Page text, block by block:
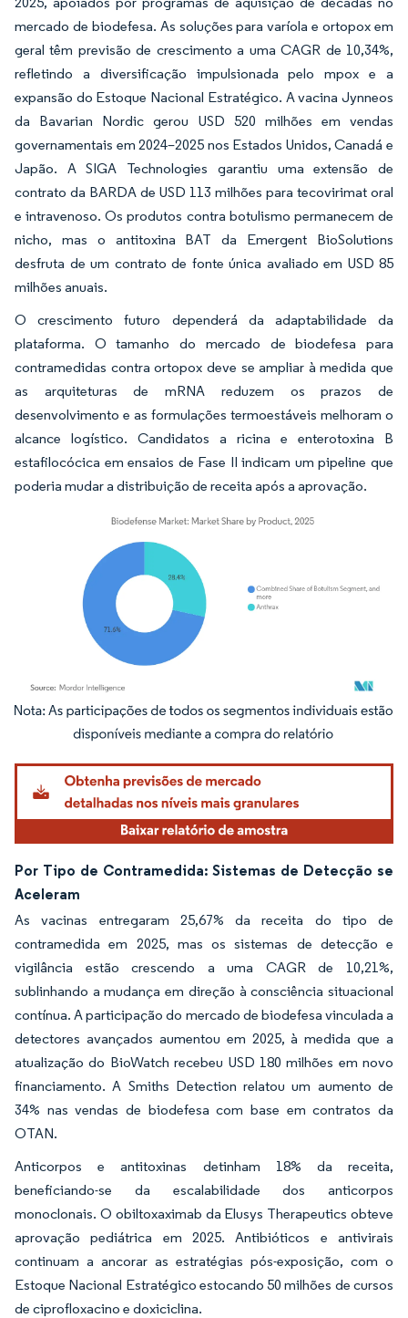
mercado de biodefesa. As soluções para varíola e ortopox em
geral têm previsão de crescimento a uma CAGR de 10,34%,
refletindo a diversificação impulsionada pelo mpox e a
expansão do Estoque Nacional Estratégico. A vacina Jynneos
da Bavarian Nordic gerou USD 520 milhões em vendas
governamentais em 2024–2025 nos Estados Unidos, Canadá e
Japão. A SIGA Technologies garantiu uma extensão de
contrato da BARDA de USD 113 milhões para tecovirimat oral
e intravenoso. Os produtos contra botulismo permanecem de
nicho, mas o antitoxina BAT da Emergent BioSolutions
desfruta de um contrato de fonte única avaliado em USD 85
milhões anuais.
O crescimento futuro dependerá da adaptabilidade da
plataforma. O tamanho do mercado de biodefesa para
contramedidas contra ortopox deve se ampliar à medida que
as arquiteturas de mRNA reduzem os prazos de
desenvolvimento e as formulações termoestáveis melhoram o
alcance logístico. Candidatos a ricina e enterotoxina B
estafilocócica em ensaios de Fase II indicam um pipeline que
poderia mudar a distribuição de receita após a aprovação.
Imagem © Mordor Intelligence. O reuso requer atribuição conforme CC BY 4.0.
Por Tipo de Contramedida: Sistemas de Detecção se
Aceleram
As vacinas entregaram 25,67% da receita do tipo de
contramedida em 2025, mas os sistemas de detecção e
vigilância estão crescendo a uma CAGR de 10,21%,
sublinhando a mudança em direção à consciência situacional
contínua. A participação do mercado de biodefesa vinculada a
detectores avançados aumentou em 2025, à medida que a
atualização do BioWatch recebeu USD 180 milhões em novo
financiamento. A Smiths Detection relatou um aumento de
34% nas vendas de biodefesa com base em contratos da
OTAN.
Anticorpos e antitoxinas detinham 18% da receita,
beneficiando-se da escalabilidade dos anticorpos
monoclonais. O obiltoxaximab da Elusys Therapeutics obteve
aprovação pediátrica em 2025. Antibióticos e antivirais
continuam a ancorar as estratégias pós-exposição, com o
Estoque Nacional Estratégico estocando 50 milhões de cursos
de ciprofloxacino e doxiciclina.